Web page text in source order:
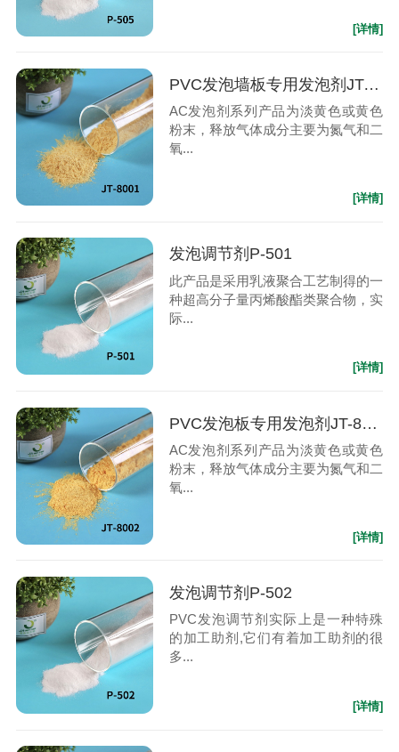
[详情]
PVC发泡墙板专用发泡剂JT-8001
AC发泡剂系列产品为淡黄色或黄色
粉末，释放气体成分主要为氮气和二
氧...
[详情]
发泡调节剂P-501
此产品是采用乳液聚合工艺制得的一
种超高分子量丙烯酸酯类聚合物，实
际...
[详情]
PVC发泡板专用发泡剂JT-8002
AC发泡剂系列产品为淡黄色或黄色
粉末，释放气体成分主要为氮气和二
氧...
[详情]
发泡调节剂P-502
PVC发泡调节剂实际上是一种特殊
的加工助剂,它们有着加工助剂的很
多...
[详情]